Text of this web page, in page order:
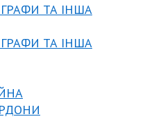
ТА ІНША
ТА ІНША